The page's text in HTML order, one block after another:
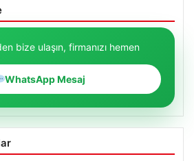
bize ulaşın, firmanızı hemen
WhatsApp Mesaj